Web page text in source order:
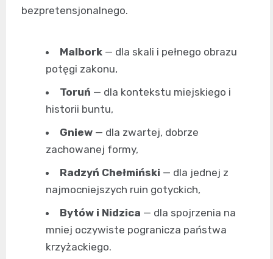
bezpretensjonalnego.
Malbork — dla skali i pełnego obrazu
potęgi zakonu,
Toruń — dla kontekstu miejskiego i
historii buntu,
Gniew — dla zwartej, dobrze
zachowanej formy,
Radzyń Chełmiński — dla jednej z
najmocniejszych ruin gotyckich,
Bytów i Nidzica — dla spojrzenia na
mniej oczywiste pogranicza państwa
krzyżackiego.